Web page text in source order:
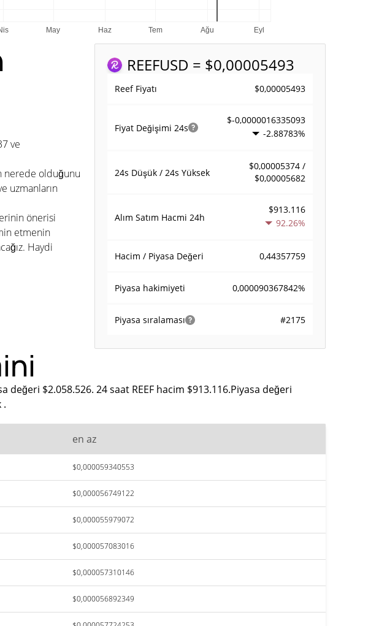
REEFUSD = $0,00005493
Reef Fiyatı $0,00005493
Fiyat Değişimi 24s
$-0,0000016335093
-2.88783%
24s Düşük / 24s Yüksek
$0,00005374 /
$0,00005682
Alım Satım Hacmi 24h
$913.116
92.26%
Hacim / Piyasa Değeri 0,44357759
Piyasa hakimiyeti 0,000090367842%
Piyasa sıralaması #2175
ve
nerede olduğunu
uzmanların
önerisi
etmenin
Haydi
değeri $2.058.526. 24 saat REEF hacim $913.116.Piyasa değeri
.
en az
$0,000059340553
$0,000056749122
$0,000055979072
$0,000057083016
$0,000057310146
$0,000056892349